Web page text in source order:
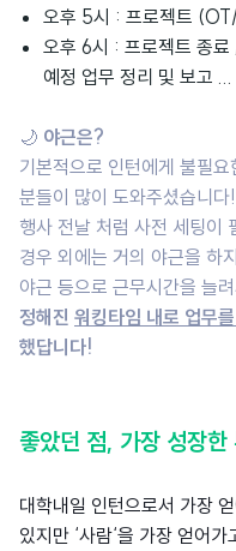
오후 5시 : 프로젝트
오후 6시 : 프로젝트 종
예정 업무 정리 및 보고
🌙 야근은?
기본적으로 인턴에게 불필
분들이 많이 도와주셨습니다!
행사 전날 처럼 사전 세팅이
경우 외에는 거의 야근을 하
야근 등으로 근무시간을 늘
정해진 워킹타임 내로 업무
했답니다!
좋았던 점, 가장 성장한
대학내일 인턴으로서 가장
있지만 ‘사람‘을 가장 얻어